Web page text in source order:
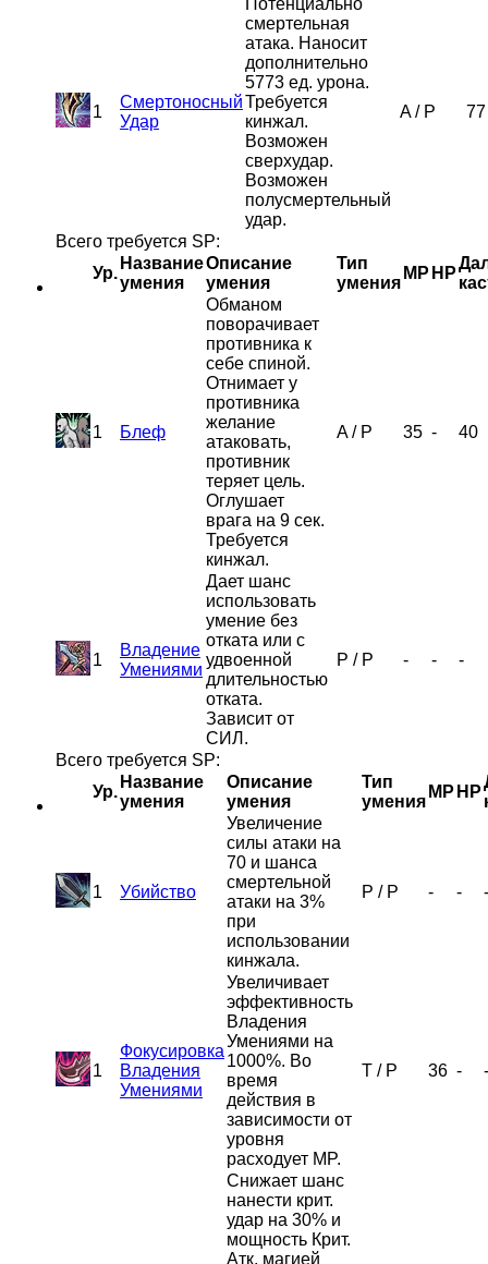
1
Смертоносный
Удар
смертельная
атака. Наносит
дополнительно
5773 ед. урона.
Требуется
кинжал.
Возможен
сверхудар.
Возможен
полусмертельный
удар.
A/ P 77
Всего требуется SP:
Ур.
Название
умения
Описание
умения
Тип
умения
MP HP
1 Блеф
Обманом
поворачивает
противника к
себе спиной.
Отнимает у
противника
желание
атаковать,
противник
теряет цель.
Оглушает
врага на 9 сек.
Требуется
кинжал.
A/ P 35 - 40
1
Владение
Умениями
Дает шанс
использовать
умение без
отката или с
удвоенной
длительностью
отката.
Зависит от
СИЛ.
P / P - - -
Всего требуется SP:
Ур.
Название
умения
Описание
умения
Тип
умения
MP HP
1 Убийство
Увеличение
силы атаки на
70 и шанса
смертельной
атаки на 3%
при
использовании
кинжала.
P / P - - -
1
Фокусировка
Владения
Умениями
Увеличивает
эффективность
Владения
Умениями на
1000%. Во
время
действия в
зависимости от
уровня
расходует MP.
T / P 36 - -
Снижает шанс
нанести крит.
удар на 30% и
мощность Крит.
Атк. магией